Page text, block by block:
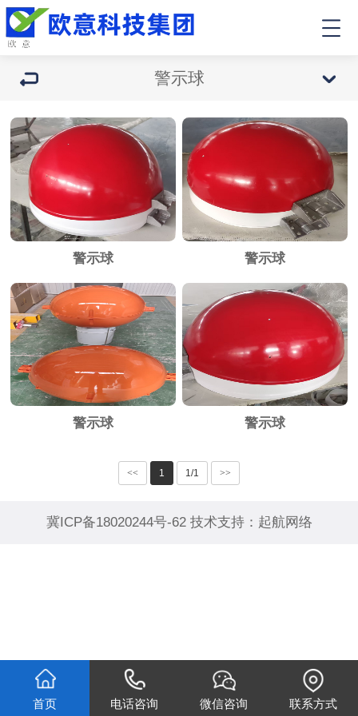
警示球
警示球 警示球
警示球 警示球
<< 1 1/1 >>
冀ICP备18020244号-62技术支持： 起航网络
首页 电话咨询 微信咨询 联系方式